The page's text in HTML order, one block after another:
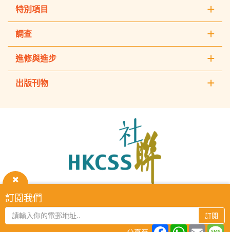
關
閉
訂閱我們
訂閱
FacebookEmail
特別項目
調查
進修與進步
出版刊物
Council
Service
HKCSS Institute主頁
2026 © The Hong Kong Council of Social Service. All Rights
Reserved.